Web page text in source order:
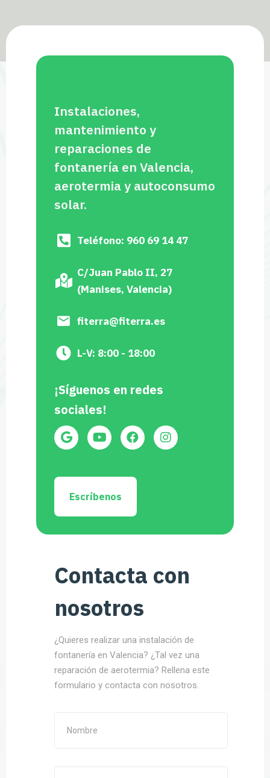
Instalaciones,
mantenimiento y
reparaciones de
fontanería en Valencia,
aerotermia y autoconsumo
solar.
Teléfono: 960 69 14 47
C/Juan Pablo II, 27
(Manises, Valencia)
fiterra@fiterra.es
L-V: 8:00 - 18:00
¡Síguenos en redes
sociales!
Escríbenos
Contacta con
nosotros
¿Quieres realizar una instalación de
fontanería en Valencia? ¿Tal vez una
reparación de aerotermia? Rellena este
formulario y contacta con nosotros.